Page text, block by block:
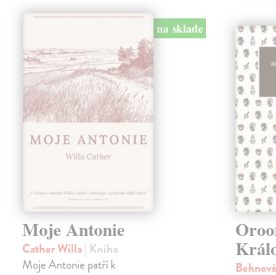
na sklade
Moje Antonie
Cather Willa| Kniha
Moje Antonie patří k